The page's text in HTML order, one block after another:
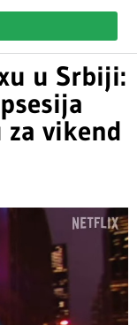
u Srbiji:
vikend